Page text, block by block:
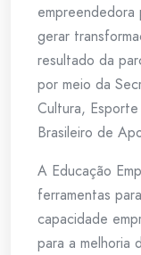
gerar
resultado da
por meio da
Cultura,
Brasileiro de
A Educação
ferramentas
capacidade
para a melhoria